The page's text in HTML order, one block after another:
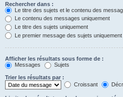
Rechercher dans :
Le titre des sujets et le contenu des
Le contenu des messages uniquement
Le titre des sujets uniquement
Le premier message des sujets uniquement
Afficher les résultats sous forme de :
Messages
Sujets
Trier les résultats par :
Croissant